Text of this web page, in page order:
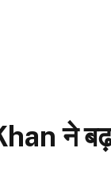
ने